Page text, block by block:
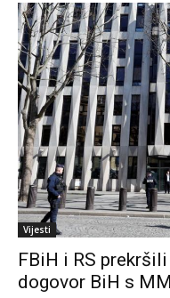
Vijesti
FBiH i RS
dogovor BiH s